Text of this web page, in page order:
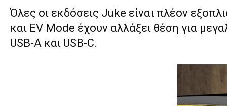
Όλες οι εκδόσεις Juke είναι πλέον
και EV Mode έχουν αλλάξει θέση για
USB-A και USB-C.